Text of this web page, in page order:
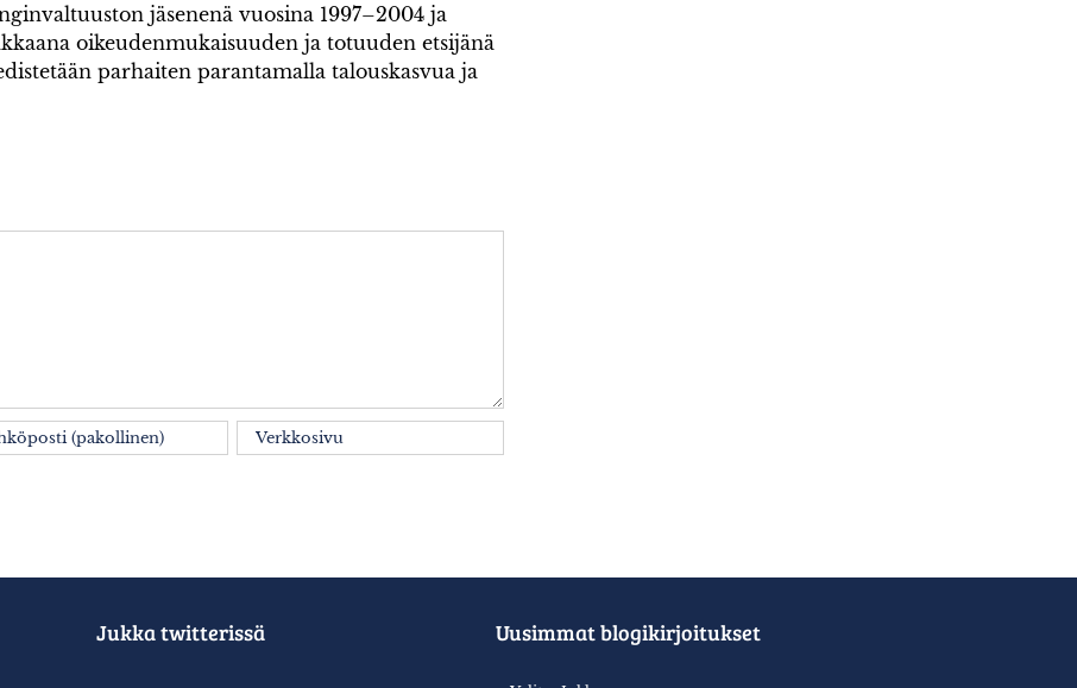
jäsenenä vuosina 1997–2004 ja
oikeudenmukaisuuden ja totuuden etsijänä
parhaiten parantamalla talouskasvua ja
Jukka twitterissä Uusimmat blogikirjoitukset